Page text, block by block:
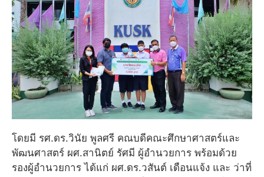
โดยมี รศ.ดร.วินัย พูลศรี คณบดีคณะศึกษาศาสตร์และ
พัฒนศาสตร์ ผศ.สานิตย์ รัศมี ผู้อำนวยการ พร้อมด้วย
รองผู้อำนวยการ ได้แก่ ผศ.ดร.วสันต์ เดือนแจ้ง และ ว่าที่